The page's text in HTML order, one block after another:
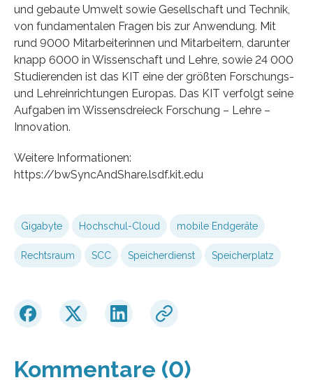
und gebaute Umwelt sowie Gesellschaft und Technik,
von fundamentalen Fragen bis zur Anwendung. Mit
rund 9000 Mitarbeiterinnen und Mitarbeitern, darunter
knapp 6000 in Wissenschaft und Lehre, sowie 24 000
Studierenden ist das KIT eine der größten Forschungs-
und Lehreinrichtungen Europas. Das KIT verfolgt seine
Aufgaben im Wissensdreieck Forschung – Lehre –
Innovation.
Weitere Informationen:
https://bwSyncAndShare.lsdf.kit.edu
Gigabyte Hochschul-Cloud mobile Endgeräte
Rechtsraum SCC Speicherdienst Speicherplatz
Kommentare (0)